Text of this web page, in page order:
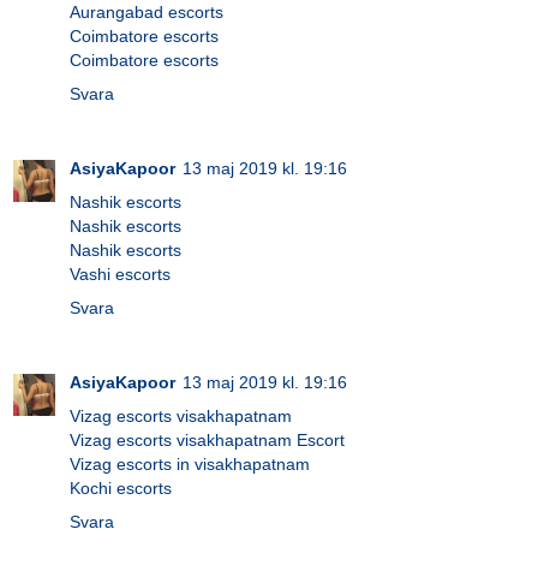
Aurangabad escorts
Coimbatore escorts
Coimbatore escorts
Svara
AsiyaKapoor 13 maj 2019 kl. 19:16
Nashik escorts
Nashik escorts
Nashik escorts
Vashi escorts
Svara
AsiyaKapoor 13 maj 2019 kl. 19:16
Vizag escorts visakhapatnam
Vizag escorts visakhapatnam Escort
Vizag escorts in visakhapatnam
Kochi escorts
Svara